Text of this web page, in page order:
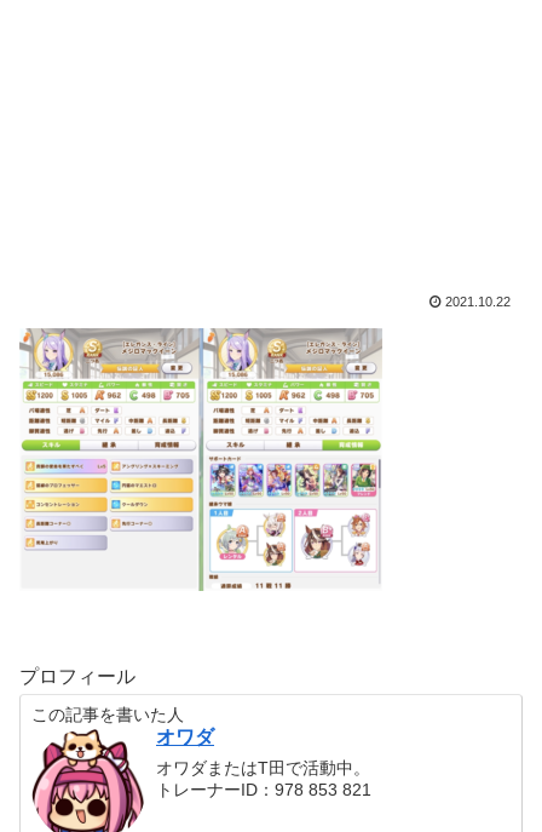
2021.10.22
プロフィール
この記事を書いた人
オワダ
オワダまたはT田で活動中。
トレーナーID：978 853 821